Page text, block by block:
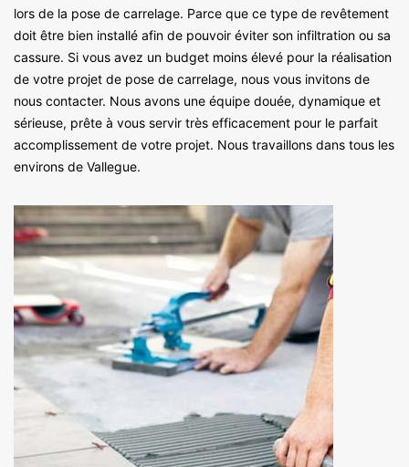
lors de la pose de carrelage. Parce que ce type de revêtement
doit être bien installé afin de pouvoir éviter son infiltration ou sa
cassure. Si vous avez un budget moins élevé pour la réalisation
de votre projet de pose de carrelage, nous vous invitons de
nous contacter. Nous avons une équipe douée, dynamique et
sérieuse, prête à vous servir très efficacement pour le parfait
accomplissement de votre projet. Nous travaillons dans tous les
environs de Vallegue.